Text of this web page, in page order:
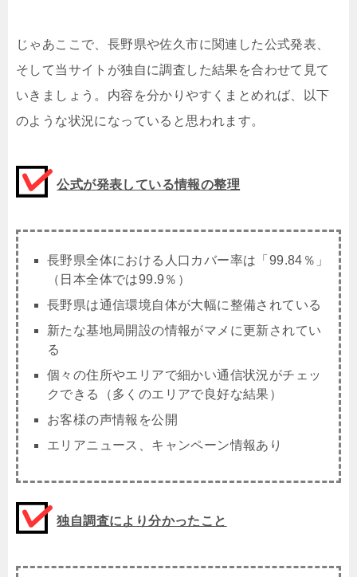
じゃあここで、長野県や佐久市に関連した公式発表、
そして当サイトが独自に調査した結果を合わせて見て
いきましょう。内容を分かりやすくまとめれば、以下
のような状況になっていると思われます。
公式が発表している情報の整理
長野県全体における人口カバー率は「99.84％」
（日本全体では99.9％）
長野県は通信環境自体が大幅に整備されている
新たな基地局開設の情報がマメに更新されてい
る
個々の住所やエリアで細かい通信状況がチェッ
クできる（多くのエリアで良好な結果）
お客様の声情報を公開
エリアニュース、キャンペーン情報あり
独自調査により分かったこと